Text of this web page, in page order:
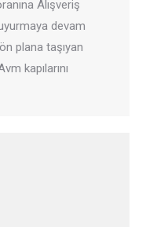
Alışveriş
devam
plana taşıyan
kapılarını